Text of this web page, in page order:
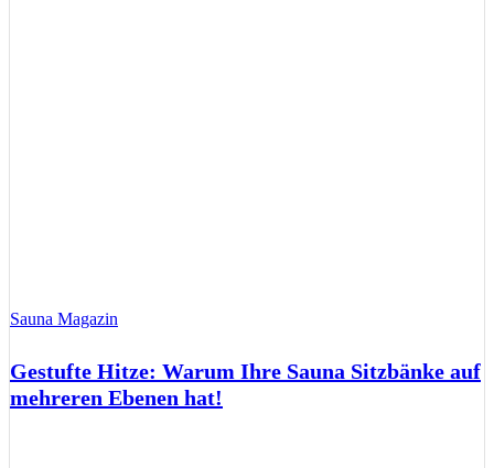
Sauna Magazin
Gestufte Hitze: Warum Ihre Sauna Sitzbänke auf
mehreren Ebenen hat!